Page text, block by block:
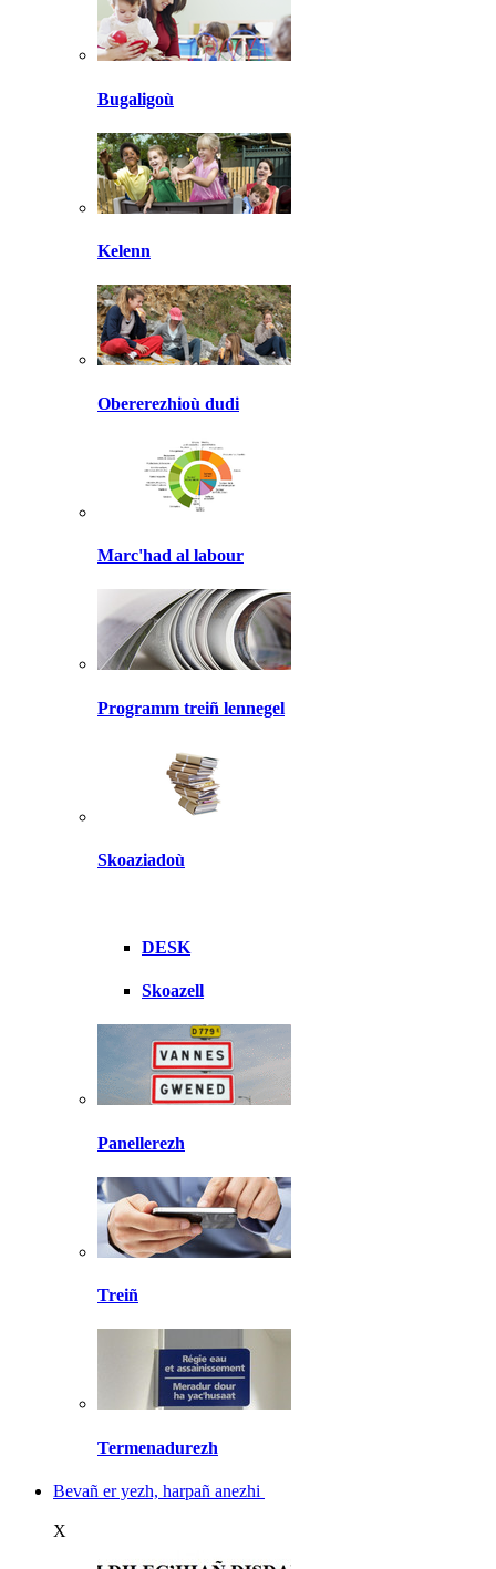
Bugaligoù
Kelenn
Obererezhioù dudi
Marc'had al labour
Programm treiñ lennegel
Skoaziadoù
DESK
Skoazell
Panellerezh
Treiñ
Termenadurezh
Bevañ er yezh, harpañ anezhi
X